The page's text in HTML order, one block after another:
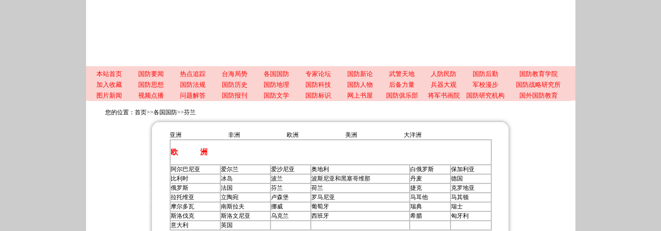
本站首页 国防要闻 热点追踪 台海局势 各国国防 专家论坛 国防新论 武警天地 人防民防 国防后勤
国防教育学院
加入收藏
国防思想 国防法规 国防历史 国防地理 国防科技 国防人物 后备力量 兵器大观 军校漫步
国防战略研究所
图片新闻
视频点播 问题解答 国防报刊 国防文学 国防标识 网上书屋 国防俱乐部 将军书画院 国防研究机构 国外国防教育
您的位置： 首页>>各国国防>>芬兰
亚洲 非洲 欧洲 美洲 大洋洲
欧 洲
阿尔巴尼亚 爱尔兰 爱沙尼亚 奥地利 白俄罗斯
保加利亚
比利时
冰岛 波兰 波斯尼亚和黑塞哥维那 丹麦
德国
俄罗斯
法国 芬兰 荷兰 捷克
克罗地亚
拉托维亚
立陶宛 卢森堡 罗马尼亚 马耳他
马其顿
摩尔多瓦
南斯拉夫 挪威 葡萄牙 瑞典
瑞士
斯洛伐克
斯洛文尼亚 乌克兰 西班牙 希腊
匈牙利
意大利
英国